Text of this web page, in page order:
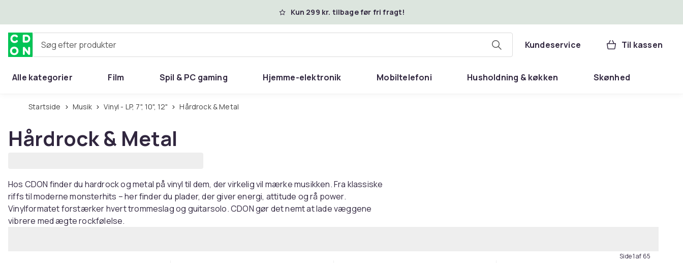
Kun 299 kr. tilbage før fri fragt!
Søg efter produkter Kundeservice Til kassen
Alle kategorier Film Spil & PC gaming Hjemme-elektronik Mobiltelefoni Husholdning & køkken Skønhed
Hjem & have
Startside Musik Vinyl - LP, 7", 10", 12" Hårdrock & Metal
Hårdrock & Metal
Hos CDON finder du hardrock og metal på vinyl til dem, der virkelig vil mærke musikken. Fra klassiske
riffs til moderne monsterhits – her finder du plader, der giver energi, attitude og rå power.
Vinylformatet forstærker hvert trommeslag og guitarsolo. CDON gør det nemt at lade væggene
vibrere med ægte rockfølelse.
Side 1 af 65